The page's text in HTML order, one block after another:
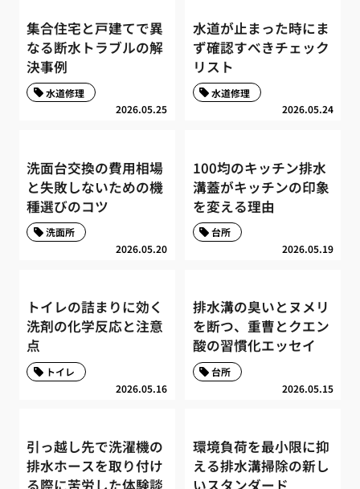
集合住宅と戸建てで異
なる断水トラブルの解
決事例
2026.05.25
水道修理
水道が止まった時にま
ず確認すべきチェック
リスト
2026.05.24
水道修理
洗面台交換の費用相場
と失敗しないための機
種選びのコツ
2026.05.20
洗面所
100均のキッチン排水
溝蓋がキッチンの印象
を変える理由
2026.05.19
台所
トイレの詰まりに効く
洗剤の化学反応と注意
点
2026.05.16
トイレ
排水溝の臭いとヌメリ
を断つ、重曹とクエン
酸の習慣化エッセイ
2026.05.15
台所
引っ越し先で洗濯機の
排水ホースを取り付け
る際に苦労した体験談
環境負荷を最小限に抑
える排水溝掃除の新し
いスタンダード